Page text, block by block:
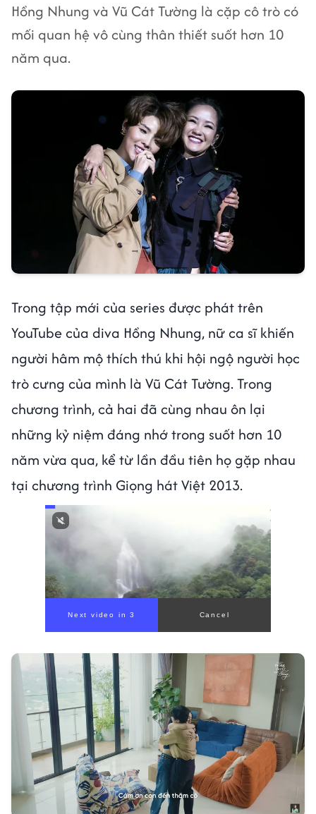
Hồng Nhung và Vũ Cát Tường là cặp cô trò có
mối quan hệ vô cùng thân thiết suốt hơn 10
năm qua.
Trong tập mới của series được phát trên
YouTube của diva Hồng Nhung, nữ ca sĩ khiến
người hâm mộ thích thú khi hội ngộ người học
trò cưng của mình là Vũ Cát Tường. Trong
chương trình, cả hai đã cùng nhau ôn lại
những kỷ niệm đáng nhớ trong suốt hơn 10
năm vừa qua, kể từ lần đầu tiên họ gặp nhau
tại chương trình Giọng hát Việt 2013.
Next video in 1 Cancel